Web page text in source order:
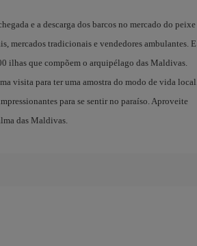
e a descarga dos barcos no mercado do peixe
mercados tradicionais e vendedores ambulantes. E
ilhas que compõem o arquipélago das Maldivas.
visita para ter uma amostra do modo de vida local.
para se sentir no paraíso. Aproveite
das Maldivas.